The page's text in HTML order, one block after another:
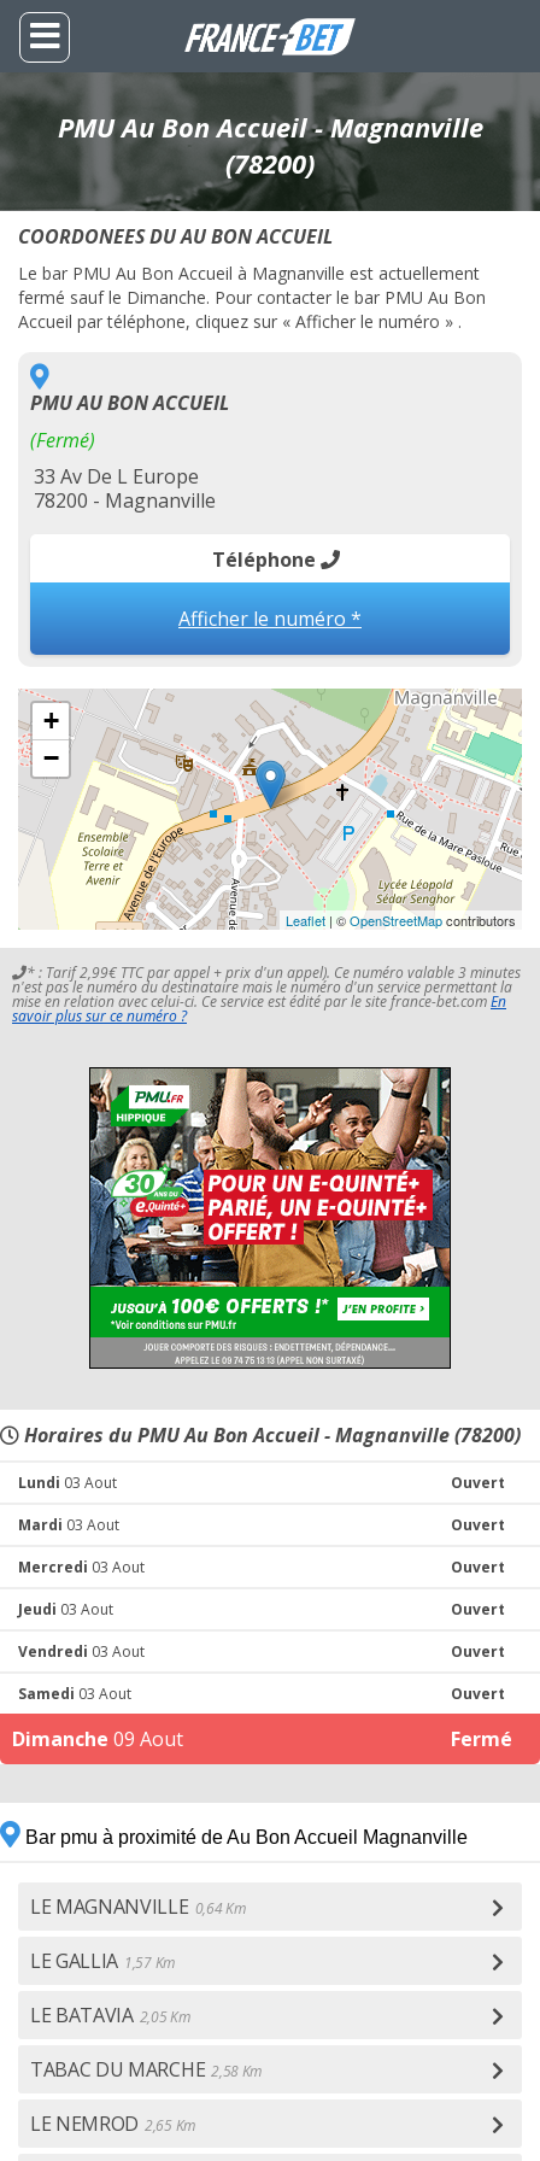
PMU Au Bon Accueil - Magnanville
(78200)
COORDONEES DU AU BON ACCUEIL
Le bar PMU Au Bon Accueil à Magnanville est actuellement
fermé sauf le Dimanche. Pour contacter le bar PMU Au Bon
Accueil par téléphone, cliquez sur « Afficher le numéro » .
PMU AU BON ACCUEIL
(Fermé)
33 Av De L Europe
78200 - Magnanville
Téléphone
Afficher le numéro *
+
−
Leaflet | ©OpenStreetMapcontributors
* : Tarif 2,99€ TTC par appel + prix d'un appel). Ce numéro valable 3 minutes
n'est pas le numéro du destinataire mais le numéro d'un service permettant la
mise en relation avec celui-ci. Ce service est édité par le site france-bet.comEn
savoir plus sur ce numéro ?
Horaires du PMU Au Bon Accueil - Magnanville (78200)
Lundi 03 Aout Ouvert
Mardi 03 Aout Ouvert
Mercredi 03 Aout Ouvert
Jeudi 03 Aout Ouvert
Vendredi 03 Aout Ouvert
Samedi 03 Aout Ouvert
Dimanche 09 Aout Fermé
Bar pmu à proximité de Au Bon Accueil Magnanville
LE MAGNANVILLE 0,64 Km
LE GALLIA 1,57 Km
LE BATAVIA 2,05 Km
TABAC DU MARCHE 2,58 Km
LE NEMROD 2,65 Km